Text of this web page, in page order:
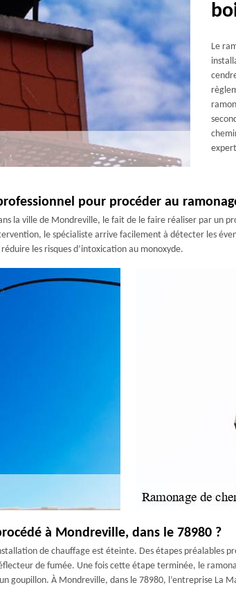
Le
pour procéder au
la ville de Mondreville, le fait de le faire réaliser par un
le spécialiste arrive facilement à détecter les
les risques d’intoxication au monoxyde.
à Mondreville, dans le 78980 ?
de chauffage est éteinte. Des étapes préalables
de fumée. Une fois cette étape terminée, le
goupillon. À Mondreville, dans le 78980, l’entreprise La